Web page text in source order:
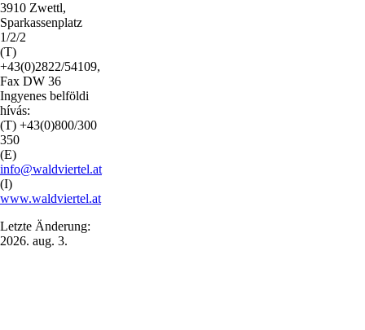
3910 Zwettl,
Sparkassenplatz
1/2/2
(T)
+43(0)2822/54109,
Fax DW 36
Ingyenes belföldi
hívás:
(T) +43(0)800/300
350
(E)
info@waldviertel.at
(I)
www.waldviertel.at
Letzte Änderung:
2026. aug. 3.